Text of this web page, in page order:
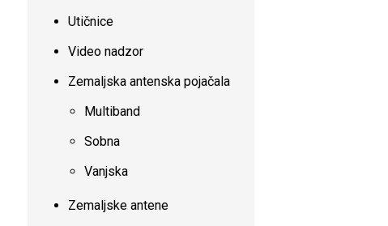
Utičnice
Video nadzor
Zemaljska antenska pojačala
Multiband
Sobna
Vanjska
Zemaljske antene